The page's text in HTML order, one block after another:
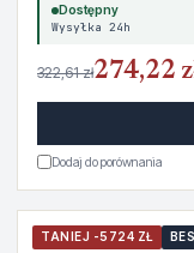
Dostępny
Wysyłka 24h
322,61 zł274,22
Dodaj do porównania
TANIEJ -5724 ZŁ